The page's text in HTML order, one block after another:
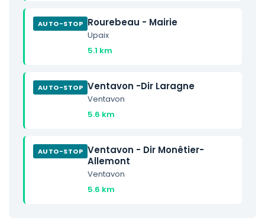
AUTO-STOP Rourebeau - Mairie
Upaix
5.1 km
AUTO-STOP Ventavon -Dir Laragne
Ventavon
5.6 km
AUTO-STOP Ventavon - Dir Monêtier-
Allemont
Ventavon
5.6 km